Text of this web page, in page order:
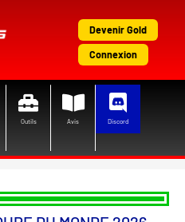
Devenir Gold
Connexion
Outils Avis Discord